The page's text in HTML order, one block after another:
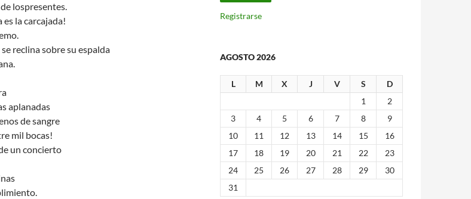
lospresentes.
es la carcajada!
reclina sobre su espalda
aplanadas
de sangre
mil bocas!
un concierto
Registrarse
AGOSTO 2026
L M X J V S
D
1
2
3
4 5 6 7 8
9
10
11 12 13 14 15
16
17
18 19 20 21 22
23
24
25 26 27 28 29
30
31